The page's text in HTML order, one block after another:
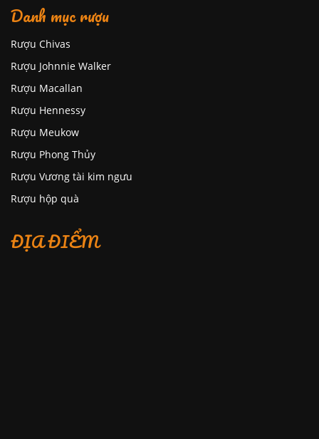
Danh mục rượu
Rượu Chivas
Rượu Johnnie Walker
Rượu Macallan
Rượu Hennessy
Rượu Meukow
Rượu Phong Thủy
Rượu Vương tài kim ngưu
Rượu hộp quà
ĐỊA ĐIỂM